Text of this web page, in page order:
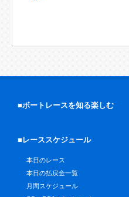
■ボートレースを知る楽しむ
■レーススケジュール
本日のレース
本日の払戻金一覧
月間スケジュール